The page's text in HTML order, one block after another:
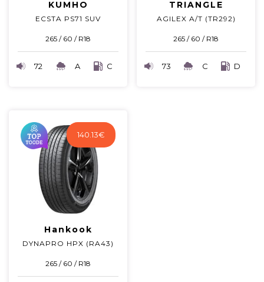
KUMHO
ECSTA PS71 SUV
265 / 60 / R18
72 A C
TRIANGLE
AGILEX A/T (TR292)
265 / 60 / R18
73 C D
140.13€
Hankook
DYNAPRO HPX (RA43)
265 / 60 / R18